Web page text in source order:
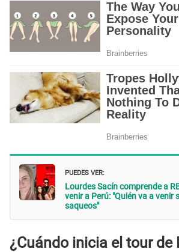
PUEDES VER:
Lourdes Sacín comprende a
venir a Perú: "Quién va a venir
saqueos"
¿Cuándo inicia el tour de